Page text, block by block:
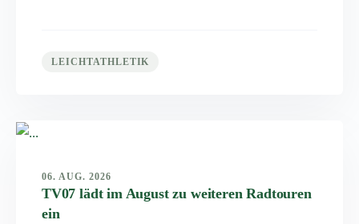
LEICHTATHLETIK
06. AUG. 2026
TV07 lädt im August zu weiteren Radtouren
ein